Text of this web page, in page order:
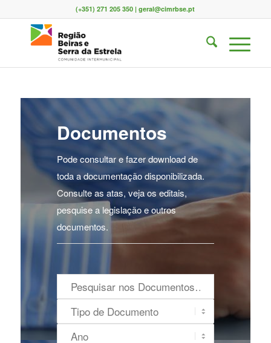
(+351) 271 205 350 | geral@cimrbse.pt
Documentos
Pode consultar e fazer download de
toda a documentação disponibilizada.
Consulte as atas, veja os editais,
pesquise a legislação e outros
documentos.